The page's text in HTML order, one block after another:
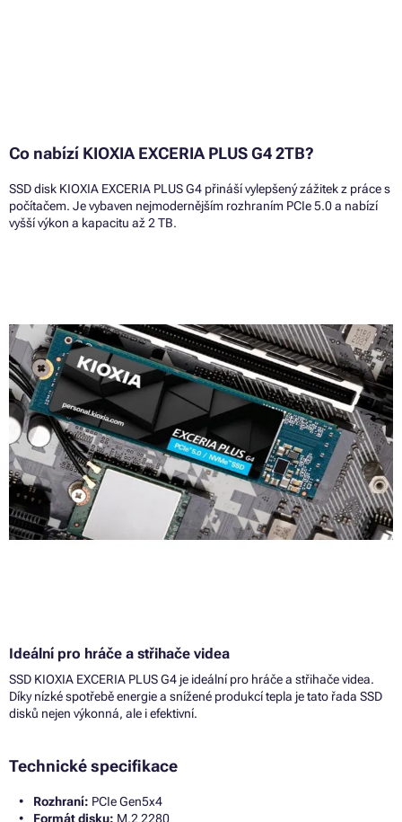
Co nabízí KIOXIA EXCERIA PLUS G4 2TB?
SSD disk KIOXIA EXCERIA PLUS G4 přináší vylepšený zážitek z práce s
počítačem. Je vybaven nejmodernějším rozhraním PCIe 5.0 a nabízí
vyšší výkon a kapacitu až 2 TB.
Ideální pro hráče a střihače videa
SSD KIOXIA EXCERIA PLUS G4 je ideální pro hráče a střihače videa.
Díky nízké spotřebě energie a snížené produkcí tepla je tato řada SSD
disků nejen výkonná, ale i efektivní.
Technické specifikace
Rozhraní: PCIe Gen5x4
Formát disku: M.2 2280